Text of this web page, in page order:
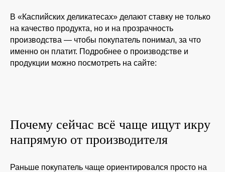
В «Каспийских деликатесах» делают ставку не только
на качество продукта, но и на прозрачность
производства — чтобы покупатель понимал, за что
именно он платит. Подробнее о производстве и
продукции можно посмотреть на сайте:
Почему сейчас всё чаще ищут икру
напрямую от производителя
Раньше покупатель чаще ориентировался просто на